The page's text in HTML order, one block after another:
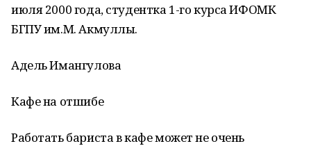
июля 2000 года, студентка 1-го курса ИФОМК
БГПУ им.М. Акмуллы.
Адель Имангулова
Кафе на отшибе
Работать бариста в кафе может не очень